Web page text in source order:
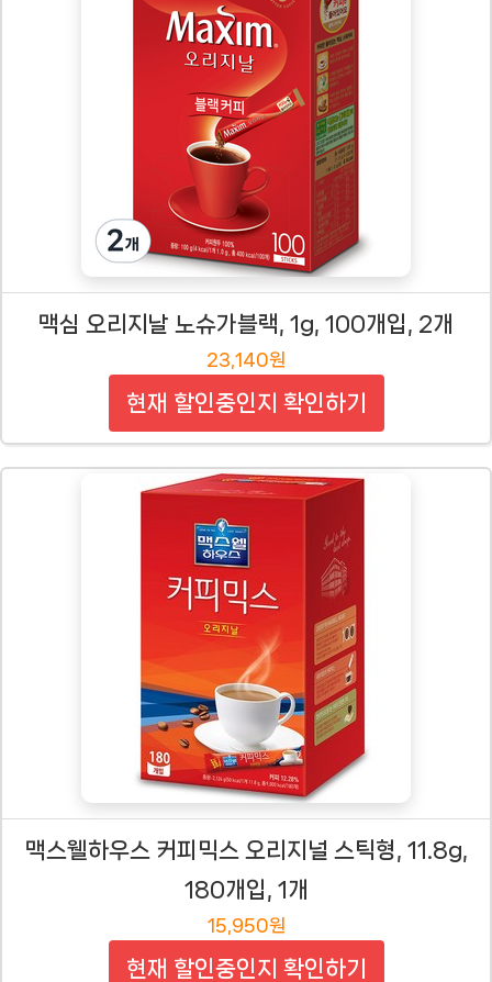
맥심 오리지날 노슈가블랙, 1g, 100개입, 2개
23,140원
현재 할인중인지 확인하기
맥스웰하우스 커피믹스 오리지널 스틱형, 11.8g,
180개입, 1개
15,950원
현재 할인중인지 확인하기